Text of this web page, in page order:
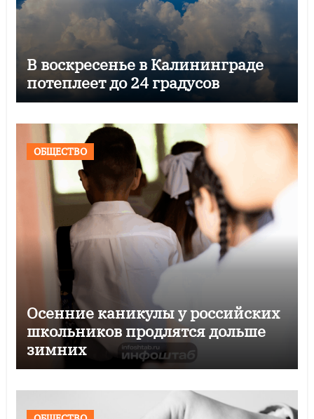
В воскресенье в Калининграде
потеплеет до 24 градусов
ОБЩЕСТВО
Осенние каникулы у российских
школьников продлятся дольше
зимних